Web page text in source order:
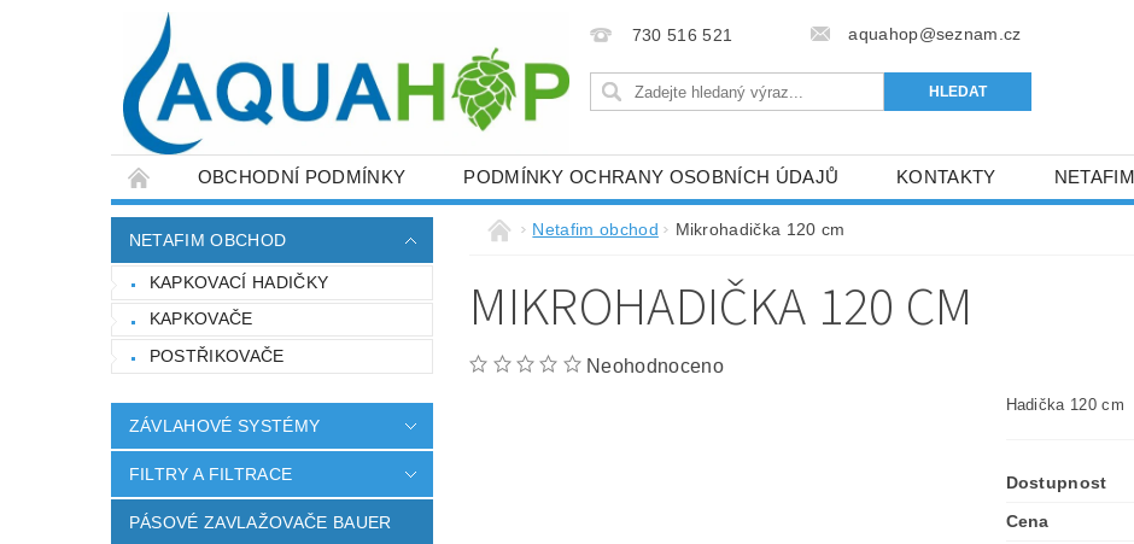
730 516 521 aquahop@seznam.cz
OBCHODNÍ PODMÍNKY PODMÍNKY OCHRANY OSOBNÍCH ÚDAJŮ KONTAKTY
ZÁVLAHOVÉ SYSTÉMY FILTRY A FILTRACE PÁSOVÉ ZAVLAŽOVAČE BAUER
FITINKY PRO NAPOJENÍ PE POTRUBÍ
ZEMĚDĚLSKÉ POTŘEBY NAPIŠTE NÁM
NETAFIM OBCHOD
KAPKOVACÍ HADIČKY
KAPKOVAČE
POSTŘIKOVAČE
ZÁVLAHOVÉ SYSTÉMY
FILTRY A FILTRACE
PÁSOVÉ ZAVLAŽOVAČE BAUER
Netafim obchod Mikrohadička 120 cm
MIKROHADIČKA 120 CM
Neohodnoceno
Hadička 120 cm
Dostupnost
Cena